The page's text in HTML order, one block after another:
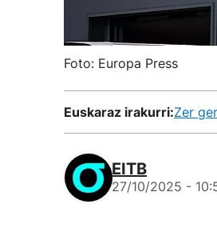
Foto: Europa Press
Euskaraz irakurri:Zer
EITB
27/10/2025 -